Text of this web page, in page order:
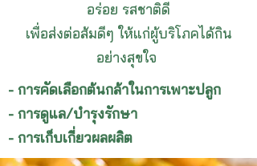
อร่อย รสชาติดี
เพื่อส่งต่อส้มดีๆ ให้แก่ผู้บริโภคได้กิน
อย่างสุขใจ
- การคัดเลือกต้นกล้าในการเพาะปลูก
- การดูแล/บำรุงรักษา
- การเก็บเกี่ยวผลผลิต